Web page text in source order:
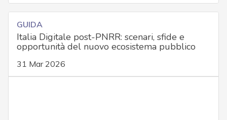
GUIDA
Italia Digitale post-PNRR: scenari, sfide e
opportunità del nuovo ecosistema pubblico
31 Mar 2026